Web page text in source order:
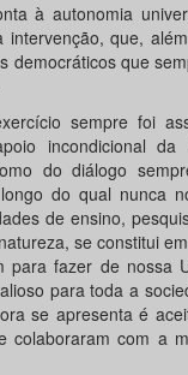
à autonomia
que,
democráticos que
sempre foi
incondicional
do diálogo
do qual nunca
de ensino,
se constitui
para fazer de nossa
para toda a
se apresenta é
colaboraram com a